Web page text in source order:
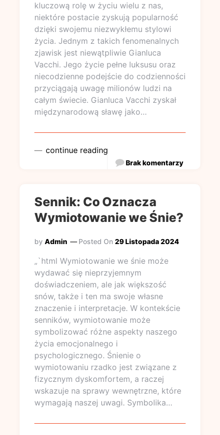
kluczową rolę w życiu wielu z nas,
niektóre postacie zyskują popularność
dzięki swojemu niezwykłemu stylowi
życia. Jednym z takich fenomenalnych
zjawisk jest niewątpliwie Gianluca
Vacchi. Jego życie pełne luksusu oraz
niecodzienne podejście do codzienności
przyciągają uwagę milionów ludzi na
całym świecie. Gianluca Vacchi zyskał
międzynarodową sławę jako…
continue reading
Brak komentarzy
Sennik: Co Oznacza
Wymiotowanie we Śnie?
by Admin Posted On 29 Listopada 2024
„`html Wymiotowanie we śnie może
wydawać się nieprzyjemnym
doświadczeniem, ale jak większość
snów, także i ten ma swoje własne
znaczenie i interpretacje. W kontekście
senników, wymiotowanie może
symbolizować różne aspekty naszego
życia emocjonalnego i
psychologicznego. Śnienie o
wymiotowaniu rzadko jest związane z
fizycznym dyskomfortem, a raczej
wskazuje na sprawy wewnętrzne, które
wymagają naszej uwagi. Symbolika…